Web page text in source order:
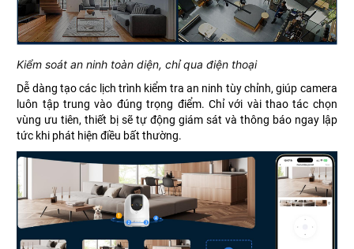
Kiểm soát an ninh toàn diện, chỉ qua điện thoại
Dễ dàng tạo các lịch trình kiểm tra an ninh tùy chỉnh, giúp camera
luôn tập trung vào đúng trọng điểm. Chỉ với vài thao tác chọn
vùng ưu tiên, thiết bị sẽ tự động giám sát và thông báo ngay lập
tức khi phát hiện điều bất thường.